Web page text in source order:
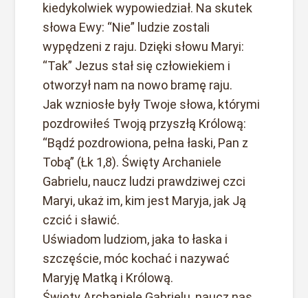
kiedykolwiek wypowiedział. Na skutek
słowa Ewy: “Nie” ludzie zostali
wypędzeni z raju. Dzięki słowu Maryi:
“Tak” Jezus stał się człowiekiem i
otworzył nam na nowo bramę raju.
Jak wzniosłe były Twoje słowa, którymi
pozdrowiłeś Twoją przyszłą Królową:
“Bądź pozdrowiona, pełna łaski, Pan z
Tobą” (Łk 1,8). Święty Archaniele
Gabrielu, naucz ludzi prawdziwej czci
Maryi, ukaż im, kim jest Maryja, jak Ją
czcić i sławić.
Uświadom ludziom, jaka to łaska i
szczęście, móc kochać i nazywać
Maryję Matką i Królową.